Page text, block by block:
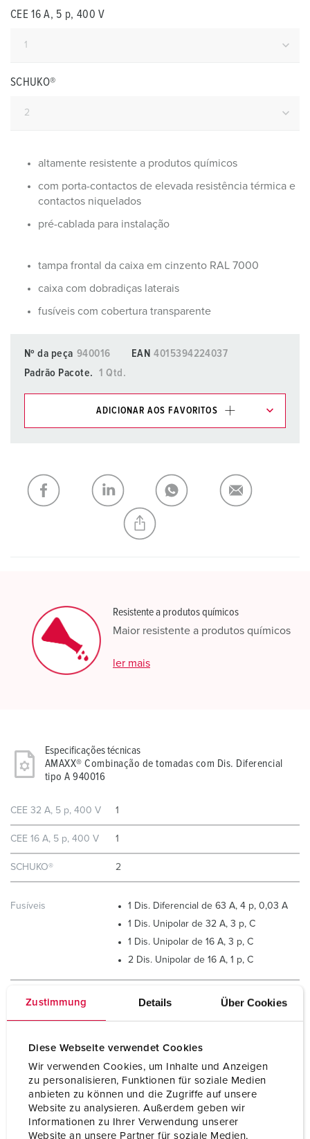
Zustimmung Details Über Cookies
Diese Webseite verwendet Cookies
Wir verwenden Cookies, um Inhalte und Anzeigen
zu personalisieren, Funktionen für soziale Medien
anbieten zu können und die Zugriffe auf unsere
Website zu analysieren. Außerdem geben wir
Informationen zu Ihrer Verwendung unserer
Website an unsere Partner für soziale Medien,
CEE 16 A, 5 p, 400 V
SCHUKO®
altamente resistente a produtos químicos
com porta-contactos de elevada resistência térmica e
contactos niquelados
pré-cablada para instalação
tampa frontal da caixa em cinzento RAL 7000
caixa com dobradiças laterais
fusíveis com cobertura transparente
Nº da peça 940016 EAN 4015394224037
Padrão Pacote.
1 Qtd.
ADICIONAR AOS FAVORITOS
Minha lista (0) ADICIONAR
CRIAR UMA NOVA LISTA
Resistente a produtos químicos
Maior resistente a produtos químicos
ler mais
Especificações técnicas
AMAXX® Combinação de tomadas com Dis. Diferencial
tipo A 940016
CEE 32 A, 5 p, 400 V 1
CEE 16 A, 5 p, 400 V 1
SCHUKO® 2
Fusíveis
1 Dis. Diferencial de 63 A, 4 p, 0,03 A
1 Dis. Unipolar de 32 A, 3 p, C
1 Dis. Unipolar de 16 A, 3 p, C
2 Dis. Unipolar de 16 A, 1 p, C
InA 47 A
0.74
Linha de conexão /
Para 2 cabos de até 5 x 25 mm²
Tipo de proteção IP67